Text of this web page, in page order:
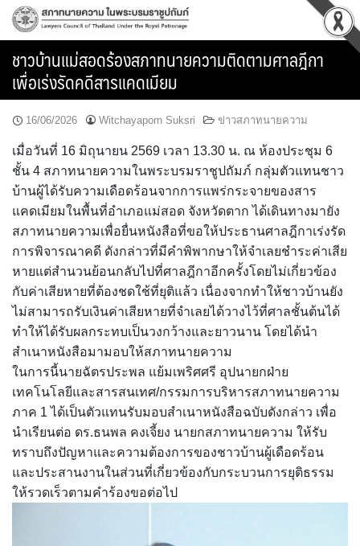
Skip
content
ชาวบ้านแม่สอดร้องสภาทนายความติดตามศาลฎีกา
เพื่อเร่งรัดคดีสารแคดเมียม
16/06/2026 Witchayaporn Suksri ข่าวสภาทนายความ
เมื่อวันที่ 16 มิถุนายน 2569 เวลา 13.30 น. ณ ห้องประชุม 6
ชั้น 4 สภาทนายความในพระบรมราชูปถัมภ์ กลุ่มตัวแทนชาว
บ้านผู้ได้รับความเดือดร้อนจากการแพร่กระจายของสาร
แคดเมียมในพื้นที่อำเภอแม่สอด จังหวัดตาก ได้เดินทางมายัง
สภาทนายความเพื่อยื่นหนังสือที่ขอให้ประธานศาลฎีกาเร่งรัด
การพิจารณาคดี ดังกล่าวที่มีคำพิพากษาให้จำเลยชำระค่าเสีย
หายแต่สำนวนย้อนกลับไปที่ศาลฎีกาอีกครั้งโดยไม่เกี่ยวข้อง
กับค่าเสียหายที่ต้องชดใช้ที่ยุติแล้ว เนื่องจากทำให้ชาวบ้านยัง
ไม่สามารถรับเงินค่าเสียหายที่จำเลยได้วางไว้ที่ศาลชั้นต้นได้
ทำให้ได้รับผลกระทบเป็นวงกว้างและยาวนาน โดยได้นำ
สำเนาหนังสือมามอบให้สภาทนายความ
ในการนี้นายฉัตรประพล แย้มเพริศศรี อุปนายกฝ่าย
เทคโนโลยีและสารสนเทศ/กรรมการบริหารสภาทนายความ
ภาค 1 ได้เป็นตัวแทนรับมอบสำเนาหนังสือฉบับดังกล่าว เพื่อ
นำเรียนต่อ ดร.ธนพล คงเจี้ยง นายกสภาทนายความ ให้รับ
ทราบถึงปัญหาและความต้องการของชาวบ้านผู้เดือดร้อน
และประสานงานในส่วนที่เกี่ยวข้องกับกระบวนการยุติธรรม
ให้รวดเร็วตามคำร้องขอต่อไป